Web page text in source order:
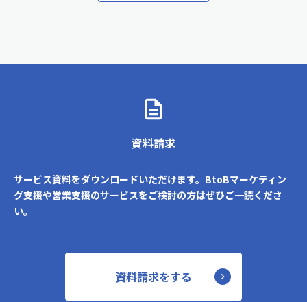
資料請求
サービス資料をダウンロードいただけます。BtoBマーケティン
グ支援や営業支援のサービスをご検討の方はぜひご一読くださ
い。
資料請求をする